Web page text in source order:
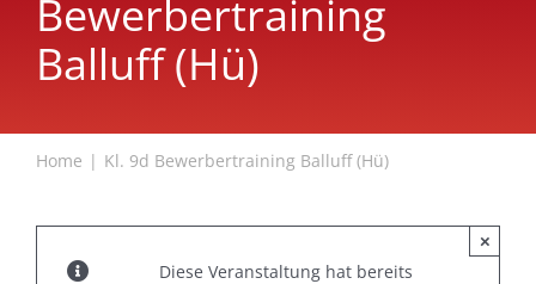
Bewerbertraining
Balluff (Hü)
Home Kl. 9d Bewerbertraining Balluff (Hü)
Diese Veranstaltung hat bereits
×